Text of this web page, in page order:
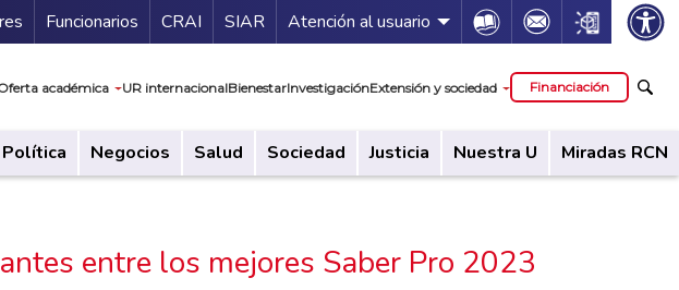
Funcionarios Guía de servicios
CRAI SIAR Atención al usuario Icon Icon Icon
académica UR internacionalBienestarInvestigaciónExtensión y sociedad Financiación
Política Negocios Salud Sociedad Justicia Nuestra U Miradas RCN
entre los mejores Saber Pro 2023